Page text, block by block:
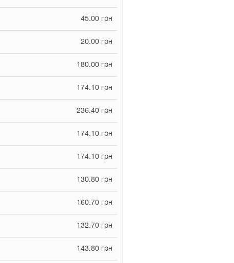
45.00 грн
20.00 грн
180.00 грн
174.10 грн
236.40 грн
174.10 грн
174.10 грн
130.80 грн
160.70 грн
132.70 грн
143.80 грн